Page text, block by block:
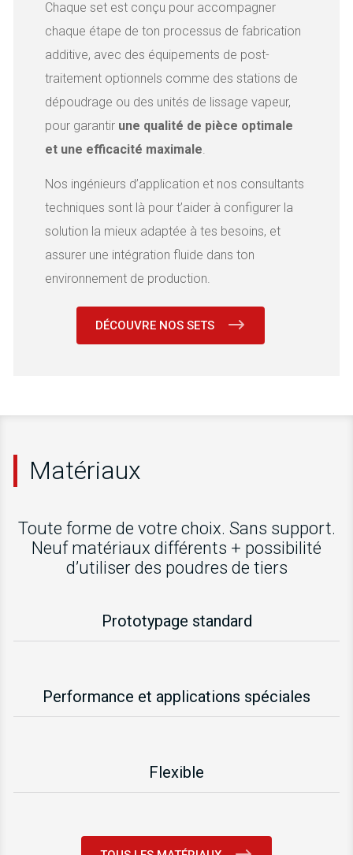
Chaque set est conçu pour accompagner
chaque étape de ton processus de fabrication
additive, avec des équipements de post-
traitement optionnels comme des stations de
dépoudrage ou des unités de lissage vapeur,
pour garantir une qualité de pièce optimale
et une efficacité maximale.
Nos ingénieurs d’application et nos consultants
techniques sont là pour t’aider à configurer la
solution la mieux adaptée à tes besoins, et
assurer une intégration fluide dans ton
environnement de production.
DÉCOUVRE NOS SETS
Matériaux
Toute forme de votre choix. Sans support.
Neuf matériaux différents + possibilité
d’utiliser des poudres de tiers
Prototypage standard
Performance et applications spéciales
Flexible